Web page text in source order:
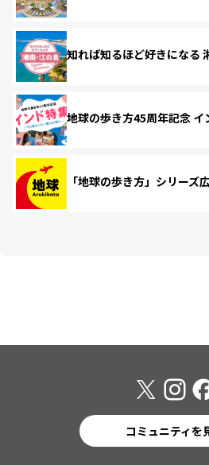
知れば知るほど好きになる
地球の歩き方45周年記念 イ
「地球の歩き方」シリーズ
コミュニティを